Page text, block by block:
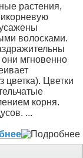
растения,
волосками.
они мгновенно
цветка). Цветки
корня.
...